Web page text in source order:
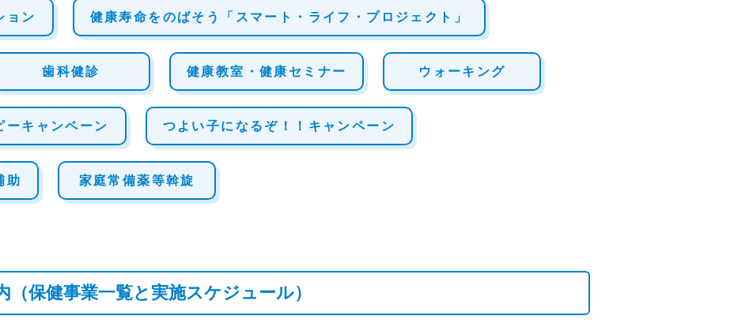
ョン 健康寿命をのばそう「スマート・ライフ・プロジェクト」
歯科健診 健康教室・健康セミナー ウォーキング
ーキャンペーン つよい子になるぞ！！キャンペーン
助 家庭常備薬等斡旋
（保健事業一覧と実施スケジュール）